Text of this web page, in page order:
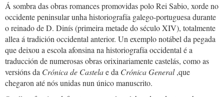
Á sombra das obras romances promovidas polo Rei Sabio, xorde no
occidente peninsular unha historiografía galego-portuguesa durante
o reinado de D. Dinís (primeira metade do século XIV), totalmente
allea á tradición occidental anterior. Un exemplo notábel da pegada
que deixou a escola afonsina na historiografía occidental é a
traducción de numerosas obras orixinariamente castelás, como as
versións da Crónica de Castelae da Crónica General,que
chegaron até nós unidas nun único manuscrito.